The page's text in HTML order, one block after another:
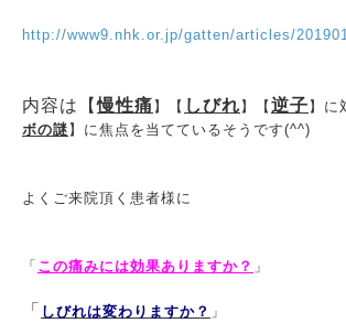
http://www9.nhk.or.jp/gatten/articles/
内容は【慢性痛 】【 しびれ 】【 逆子 】に
ボの謎 】に焦点を当てているそうです(^^)
よくご来院頂く患者様に
「 この痛みには効果ありますか？ 」
「 しびれは変わりますか？ 」